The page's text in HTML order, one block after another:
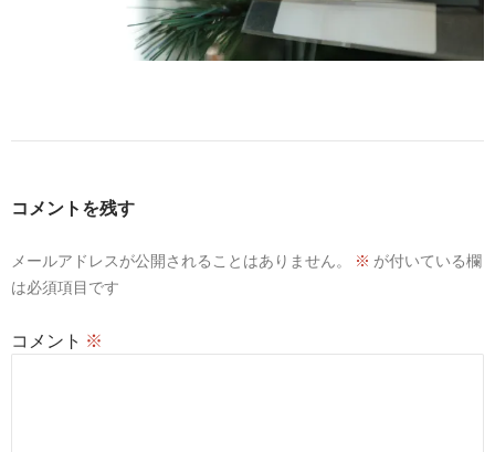
コメントを残す
メールアドレスが公開されることはありません。 ※ が付いている欄
は必須項目です
コメント ※